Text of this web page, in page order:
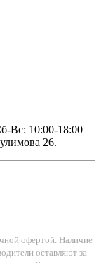
Вс: 10:00-18:00
26.
офертой. Наличие
оставляют за